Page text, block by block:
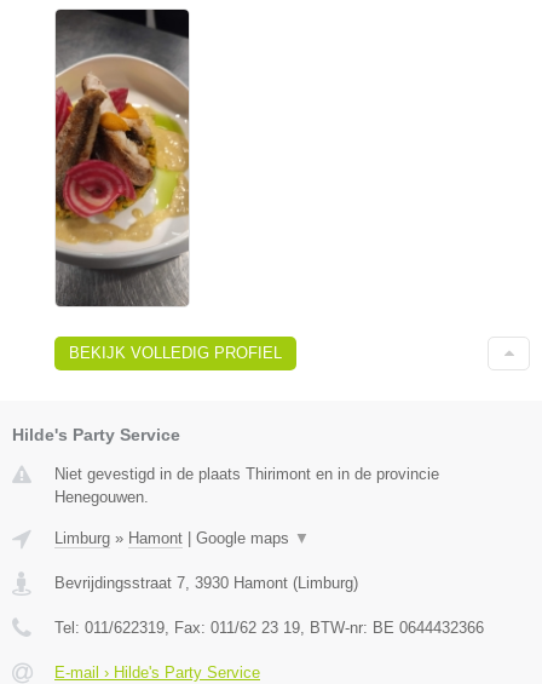
BEKIJK VOLLEDIG PROFIEL
Hilde's Party Service
Niet gevestigd in de plaats Thirimont en in de provincie
Henegouwen.
Limburg » Hamont Google maps ▼
Bevrijdingsstraat 7, 3930 Hamont (Limburg)
Tel: 011/622319, Fax: 011/62 23 19, BTW-nr: BE 0644432366
E-mail › Hilde's Party Service